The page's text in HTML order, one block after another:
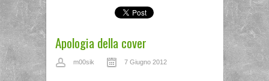
Apologia della cover
m00sik 7 Giugno 2012